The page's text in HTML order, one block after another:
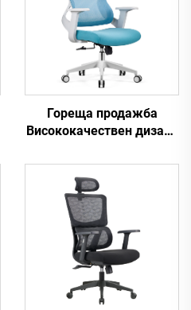
Гореща продажба
Висококачествен дизайн
Компютърна мебел
Пластмасова
ергономична офис
столица